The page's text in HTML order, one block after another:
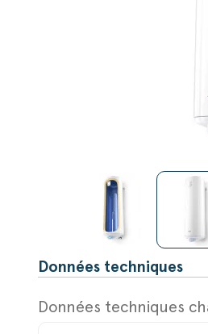
Données techniques
Données techniques